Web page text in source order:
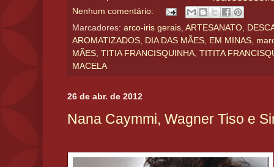
Nenhum comentário:
Marcadores: arco-iris gerais ARTESANATO
AROMATIZADOS
DIA DAS MÃES EM MINAS
MÃES TITIA FRANCISQUINHA TITITA
MACELA
26 de abr. de 2012
Nana Caymmi, Wagner Tiso e